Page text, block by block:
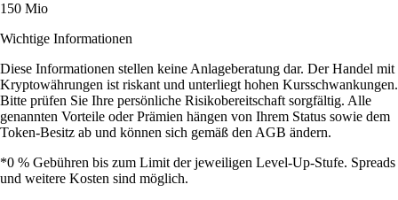
150 Mio
Wichtige Informationen
Diese Informationen stellen keine Anlageberatung dar. Der Handel mit
Kryptowährungen ist riskant und unterliegt hohen Kursschwankungen.
Bitte prüfen Sie Ihre persönliche Risikobereitschaft sorgfältig. Alle
genannten Vorteile oder Prämien hängen von Ihrem Status sowie dem
Token-Besitz ab und können sich gemäß den AGB ändern.
*0 % Gebühren bis zum Limit der jeweiligen Level-Up-Stufe. Spreads
und weitere Kosten sind möglich.